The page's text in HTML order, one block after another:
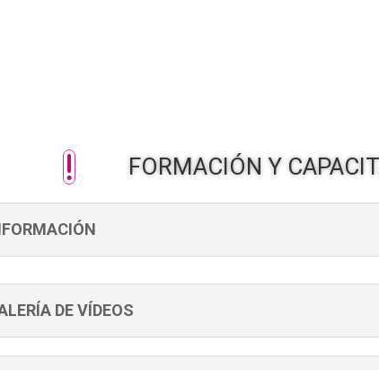
! FORMACIÓN Y
DE VÍDEOS